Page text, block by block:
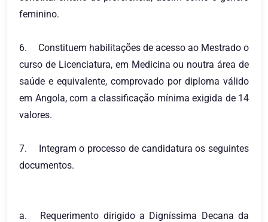
feminino.
6.
Constituem habilitações de acesso ao Mestrado o
curso de Licenciatura, em Medicina ou noutra área de
saúde e equivalente, comprovado por diploma válido
em Angola, com a classificação mínima exigida de 14
valores.
7.
Integram o processo de candidatura os seguintes
documentos.
a.
Requerimento dirigido a Digníssima Decana da